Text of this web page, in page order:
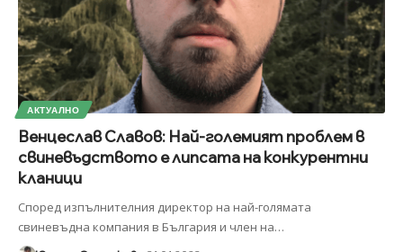
АКТУАЛНО
Венцеслав Славов: Най-големият проблем в
свиневъдството е липсата на конкурентни
кланици
Според изпълнителния директор на най-голямата
свиневъдна компания в България и член на…